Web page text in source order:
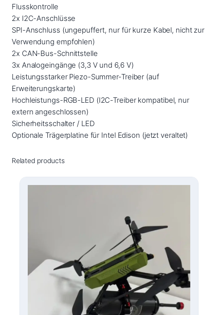
Flusskontrolle
2x I2C-Anschlüsse
SPI-Anschluss (ungepuffert, nur für kurze Kabel, nicht zur
Verwendung empfohlen)
2x CAN-Bus-Schnittstelle
3x Analogeingänge (3,3 V und 6,6 V)
Leistungsstarker Piezo-Summer-Treiber (auf
Erweiterungskarte)
Hochleistungs-RGB-LED (I2C-Treiber kompatibel, nur
extern angeschlossen)
Sicherheitsschalter / LED
Optionale Trägerplatine für Intel Edison (jetzt veraltet)
Related products